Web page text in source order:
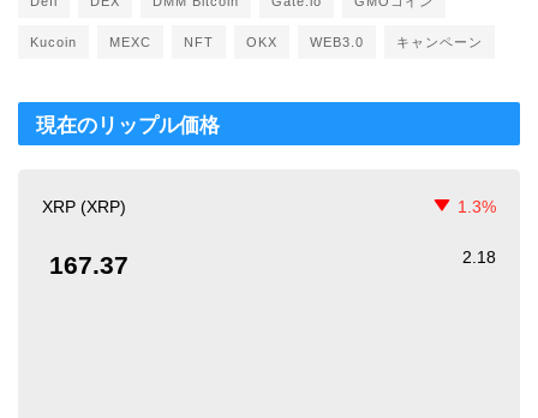
Kucoin MEXC NFT OKX WEB3.0 キャンペーン
現在のリップル価格
XRP (XRP) 1.3%
167.37 2.18